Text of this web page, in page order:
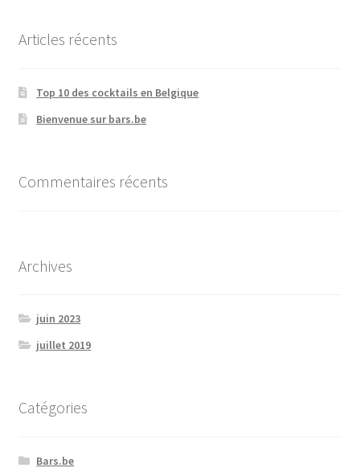
Articles récents
Top 10 des cocktails en Belgique
Bienvenue sur bars.be
Commentaires récents
Archives
juin 2023
juillet 2019
Catégories
Bars.be